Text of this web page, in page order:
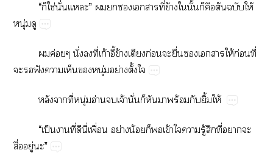
“​​ใช่​ั่​”​​​​​​ี่​ข้​​ั้​​​ต้​​ให้​
ุ่​
​ค่​ั่​​ี่​ก้ี้​ข้​​ก่​​ื่​​​​ให้​ก่​ี่​
​​ฟั​​​​ุ่​ย่​ั้​
​​ี่​ุ่​อ่​​จ้​ั่​​​​ร้​​ิ้​ให้
“​ป็​​ี่​​ี่​ื่​ย่​น้​​​ข้​​​ู้​​ี่​​​
ื่​ู่​”